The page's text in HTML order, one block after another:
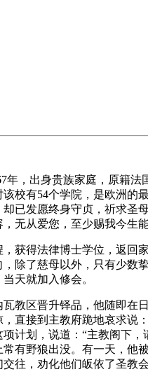
年，出身贵族家庭，原籍
校有54个学院，是欧洲
已发愿终身守贞，祈求圣
无从爱您，至少赐我今生
获得法律博士学位，返回
除了慈母以外，只有少数
天就加入修会。
教区晋升铎品，他随即在
直接到主教府跪地哀求说
计划，说道：“主教阁下
有野狼出没。有一天，他
往，劝化他们皈依了圣教